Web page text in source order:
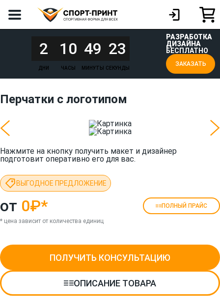
2
ДНИ
10
ЧАСЫ
49
МИНУТЫ
23
СЕКУНДЫ
РАЗРАБОТКА
ДИЗАЙНА
БЕСПЛАТНО
ЗАКАЗАТЬ
Перчатки с логотипом
Нажмите на кнопку получить макет и дизайнер
подготовит оперативно его для вас.
ВЫГОДНОЕ ПРЕДЛОЖЕНИЕ
от 0₽* ПОЛНЫЙ ПРАЙС
* цена зависит от количества единиц
ПОЛУЧИТЬ КОНСУЛЬТАЦИЮ
ОПИСАНИЕ ТОВАРА